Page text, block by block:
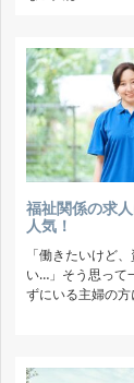
福祉関係の求
人気！
「働きたいけど
い…」そう思って
ずにいる主婦の